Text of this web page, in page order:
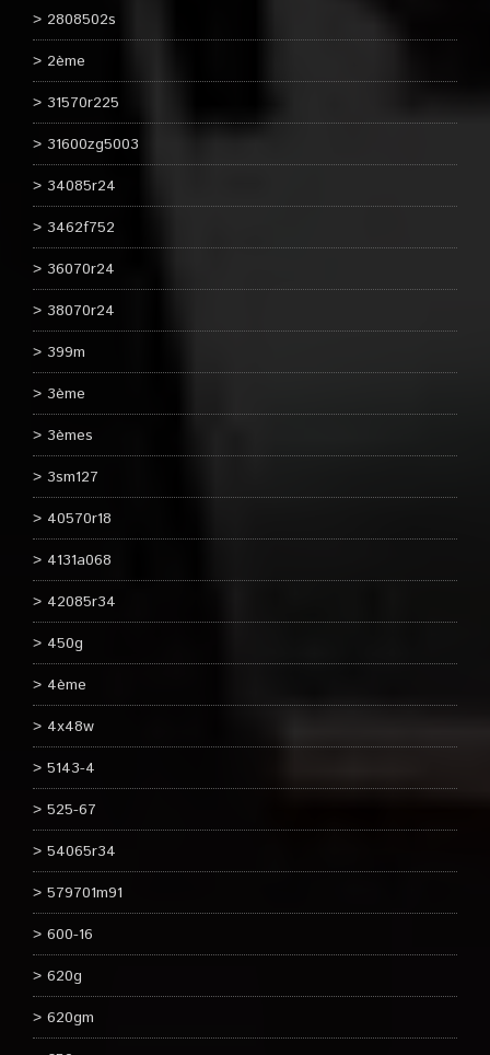
2808502s
2ème
31570r225
31600zg5003
34085r24
3462f752
36070r24
38070r24
399m
3ème
3èmes
3sm127
40570r18
4131a068
42085r34
450g
4ème
4x48w
5143-4
525-67
54065r34
579701m91
600-16
620g
620gm